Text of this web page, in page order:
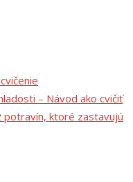
– Návod ako cvičiť
potravín, ktoré zastavujú